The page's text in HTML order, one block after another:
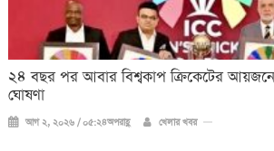
২৪ বছর পর আবার বিশ্বকাপ ক্রিকে‌টের
ঘোষণা
আগ ২, ২০২৬ / ০৫:২৪অপরাহ্ণ খেলার খবর